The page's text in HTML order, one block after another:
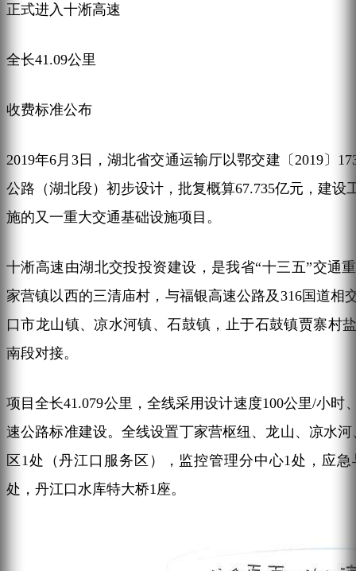
正式进入十淅高速
全长41.09公里
收费标准公布
2019年6月3日，湖北省交通运输厅以鄂交建〔2019〕
公路（湖北段）初步设计，批复概算67.735亿元，建设
施的又一重大交通基础设施项目。
十淅高速由湖北交投投资建设，是我省“十三五”交通
家营镇以西的三清庙村，与福银高速公路及316国道相
口市龙山镇、凉水河镇、石鼓镇，止于石鼓镇贾寨村
南段对接。
项目全长41.079公里，全线采用设计速度100公里/小时
速公路标准建设。全线设置丁家营枢纽、龙山、凉水
区1处（丹江口服务区），监控管理分中心1处，应
处，丹江口水库特大桥1座。